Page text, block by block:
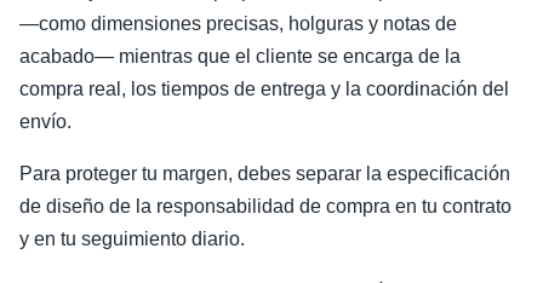
—como dimensiones precisas, holguras y notas de
acabado— mientras que el cliente se encarga de la
compra real, los tiempos de entrega y la coordinación del
envío.
Para proteger tu margen, debes separar la especificación
de diseño de la responsabilidad de compra en tu contrato
y en tu seguimiento diario.